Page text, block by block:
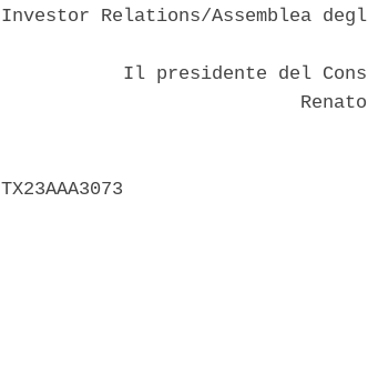
Investor Relations/Assemblea
Il presidente del